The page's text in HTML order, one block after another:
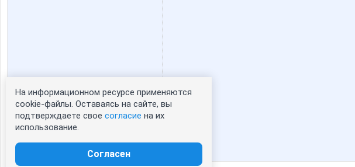
Статистика портрета:
сейчас просматривают портрет - 0
зарегистрированные пользователи
На информационном ресурсе применяются
cookie-файлы. Оставаясь на сайте, вы
подтверждаете свое согласие на их
использование.
Согласен